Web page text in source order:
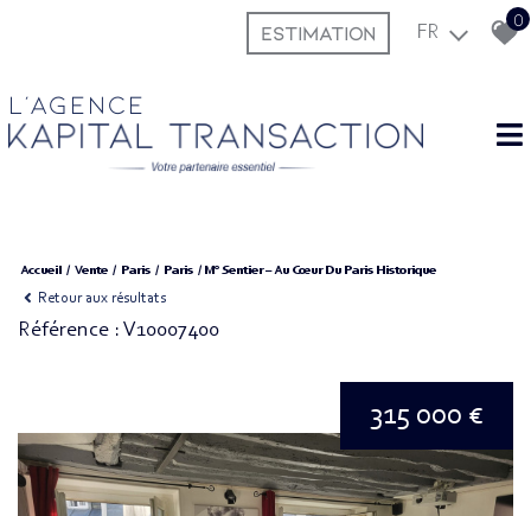
ESTIMATION FR
0
L'agence
Accueil Vente Paris Paris M° Sentier – Au Cœur Du Paris Historique
Retour aux résultats
Référence : V10007400
315 000 €